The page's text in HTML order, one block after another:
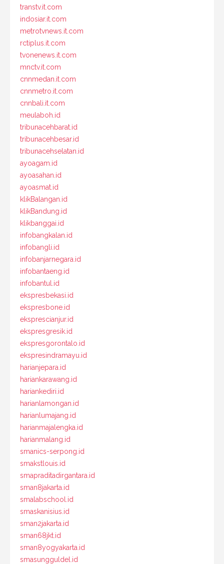
transtv.it.com
indosiar.it.com
metrotvnews.it.com
rctiplus.it.com
tvonenews.it.com
mnctv.it.com
cnnmedan.it.com
cnnmetro.it.com
cnnbali.it.com
meulaboh.id
tribunacehbarat.id
tribunacehbesar.id
tribunacehselatan.id
ayoagam.id
ayoasahan.id
ayoasmat.id
klikBalangan.id
klikBandung.id
klikbanggai.id
infobangkalan.id
infobangli.id
infobanjarnegara.id
infobantaeng.id
infobantul.id
ekspresbekasi.id
ekspresbone.id
eksprescianjur.id
ekspresgresik.id
ekspresgorontalo.id
ekspresindramayu.id
harianjepara.id
hariankarawang.id
hariankediri.id
harianlamongan.id
harianlumajang.id
harianmajalengka.id
harianmalang.id
smanics-serpong.id
smakstlouis.id
smapraditadirgantara.id
sman8jakarta.id
smalabschool.id
smaskanisius.id
sman2jakarta.id
sman68jkt.id
sman8yogyakarta.id
smasungguldel.id